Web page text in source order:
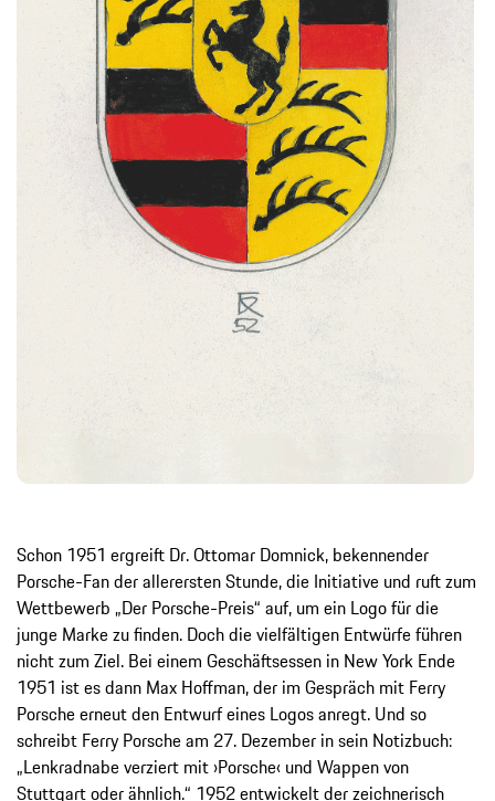
Schon 1951 ergreift Dr. Ottomar Domnick, bekennender
Porsche-Fan der allerersten Stunde, die Initiative und ruft zum
Wettbewerb „Der Porsche-Preis“ auf, um ein Logo für die
junge Marke zu finden. Doch die vielfältigen Entwürfe führen
nicht zum Ziel. Bei einem Geschäftsessen in New York Ende
1951 ist es dann Max Hoffman, der im Gespräch mit Ferry
Porsche erneut den Entwurf eines Logos anregt. Und so
schreibt Ferry Porsche am 27. Dezember in sein Notizbuch:
„Lenkradnabe verziert mit ›Porsche‹ und Wappen von
Stuttgart oder ähnlich.“ 1952 entwickelt der zeichnerisch